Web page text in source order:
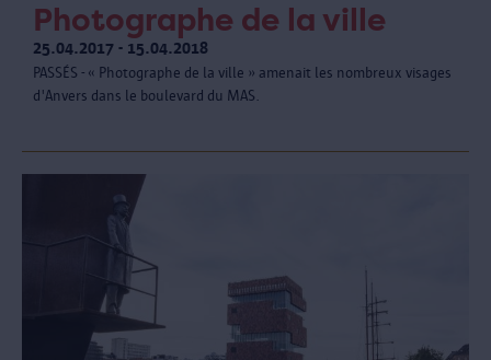
Photographe de la ville
25.04.2017 - 15.04.2018
PASSÉS - « Photographe de la ville » amenait les nombreux visages
d'Anvers dans le boulevard du MAS.